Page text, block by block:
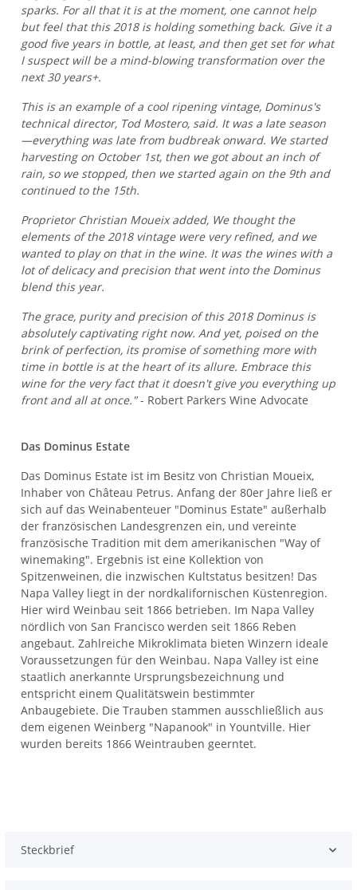
sparks. For all that it is at the moment, one cannot help
but feel that this 2018 is holding something back. Give it a
good five years in bottle, at least, and then get set for what
I suspect will be a mind-blowing transformation over the
next 30 years+.
This is an example of a cool ripening vintage, Dominus's
technical director, Tod Mostero, said. It was a late season
—everything was late from budbreak onward. We started
harvesting on October 1st, then we got about an inch of
rain, so we stopped, then we started again on the 9th and
continued to the 15th.
Proprietor Christian Moueix added, We thought the
elements of the 2018 vintage were very refined, and we
wanted to play on that in the wine. It was the wines with a
lot of delicacy and precision that went into the Dominus
blend this year.
The grace, purity and precision of this 2018 Dominus is
absolutely captivating right now. And yet, poised on the
brink of perfection, its promise of something more with
time in bottle is at the heart of its allure. Embrace this
wine for the very fact that it doesn't give you everything up
front and all at once."- Robert Parkers Wine Advocate
Das Dominus Estate
Das Dominus Estate ist im Besitz von Christian Moueix,
Inhaber von Château Petrus. Anfang der 80er Jahre ließ er
sich auf das Weinabenteuer "Dominus Estate" außerhalb
der französischen Landesgrenzen ein, und vereinte
französische Tradition mit dem amerikanischen "Way of
winemaking". Ergebnis ist eine Kollektion von
Spitzenweinen, die inzwischen Kultstatus besitzen! Das
Napa Valley liegt in der nordkalifornischen Küstenregion.
Hier wird Weinbau seit 1866 betrieben. Im Napa Valley
nördlich von San Francisco werden seit 1866 Reben
angebaut. Zahlreiche Mikroklimata bieten Winzern ideale
Voraussetzungen für den Weinbau. Napa Valley ist eine
staatlich anerkannte Ursprungsbezeichnung und
entspricht einem Qualitätswein bestimmter
Anbaugebiete. Die Trauben stammen ausschließlich aus
dem eigenen Weinberg "Napanook" in Yountville. Hier
wurden bereits 1866 Weintrauben geerntet.
Steckbrief